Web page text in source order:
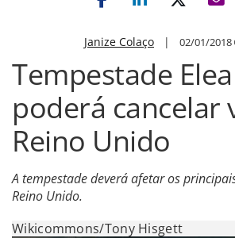
Janize Colaço | 02/01/2018
Tempestade
poderá cancelar
Reino Unido
A tempestade deverá afetar os
Reino Unido.
Wikicommons/Tony Hisgett